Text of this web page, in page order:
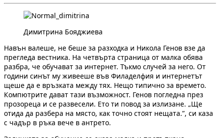
Димитрина Бояджиева
Навън валеше, не беше за разходка и Никола Генов взе да
прегледа вестника. На четвърта страница от малка обява
разбра, че обучават за интернет. Тъкмо случей за него. От
години синът му живееше във Филаделфия и интернетът
щеше да е връзката между тях. Нещо типично за времето.
Компютрите дават тази възможност. Генов погледна през
прозореца и се развесели. Ето ти повод за излизане. „Ще
отида да разбера на място, как точно стоят нещата.”, си каза
с чадър в ръка вече в антрето.